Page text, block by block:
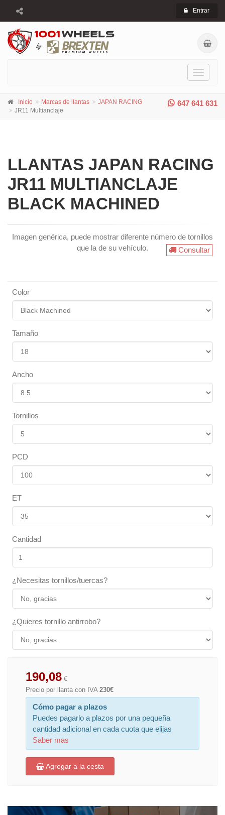
Entrar
Toggle
647 641 631
Inicio Marcas de llantas
JAPAN RACING
JR11 Multianclaje
LLANTAS JAPAN RACING
JR11 MULTIANCLAJE
BLACK MACHINED
Imagen genérica, puede mostrar diferente número de tornillos
que la de su vehículo.
Consultar
Color
Tamaño
Ancho
Tornillos
PCD
ET
Cantidad
¿Necesitas tornillos/tuercas?
¿Quieres tornillo antirrobo?
190,08 €
Precio por llanta con IVA 230€
Cómo pagar a plazos
Puedes pagarlo a plazos por una pequeña
cantidad adicional en cada cuota que elijas
Saber mas
Agregar a la cesta